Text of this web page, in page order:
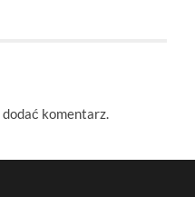
dodać komentarz.